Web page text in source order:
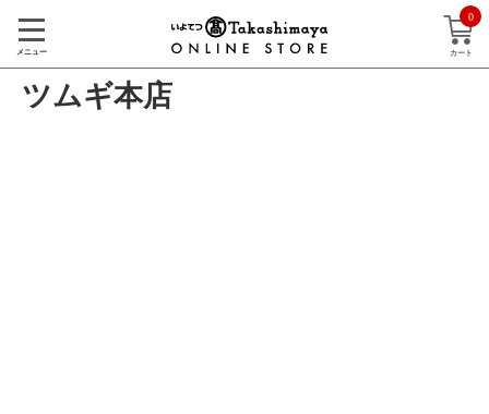
メニュー
0
カート
ツムギ本店